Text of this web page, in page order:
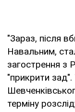
"Зараз, після
Навальним,
загострення з
"прикрити
терміну